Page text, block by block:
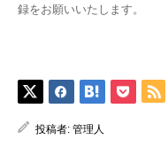
録をお願いいたします。
投稿者: 管理人